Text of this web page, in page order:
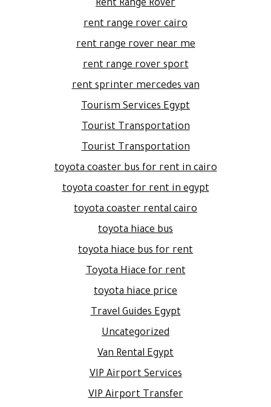
Rent Range Rover
rent range rover cairo
rent range rover near me
rent range rover sport
rent sprinter mercedes van
Tourism Services Egypt
Tourist Transportation
Tourist Transportation
toyota coaster bus for rent in cairo
toyota coaster for rent in egypt
toyota coaster rental cairo
toyota hiace bus
toyota hiace bus for rent
Toyota Hiace for rent
toyota hiace price
Travel Guides Egypt
Uncategorized
Van Rental Egypt
VIP Airport Services
VIP Airport Transfer